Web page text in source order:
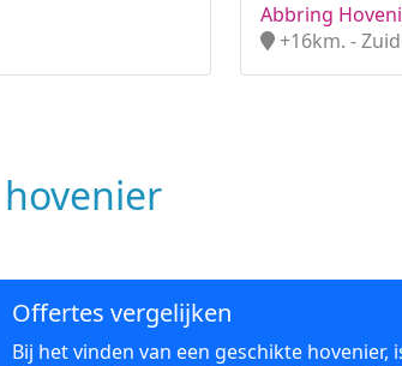
Abbring
+16km. -
Offertes vergelijken
Bij het vinden van een geschikte hovenier,